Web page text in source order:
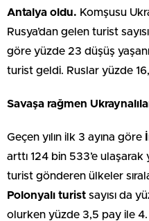
Antalya oldu. Komşusu
Rusya’dan gelen turist
göre yüzde 23 düşüş
turist geldi. Ruslar yüzde
Savaşa rağmen
Geçen yılın ilk 3 ayına göre
arttı 124 bin 533’e
turist gönderen ülkeler
Polonyalı turist sayısı da
olurken yüzde 3,5 pay ile 4.